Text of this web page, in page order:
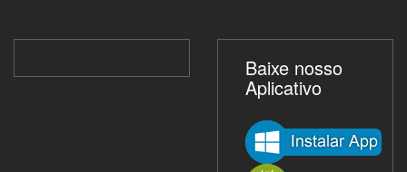
Baixe nosso
Aplicativo